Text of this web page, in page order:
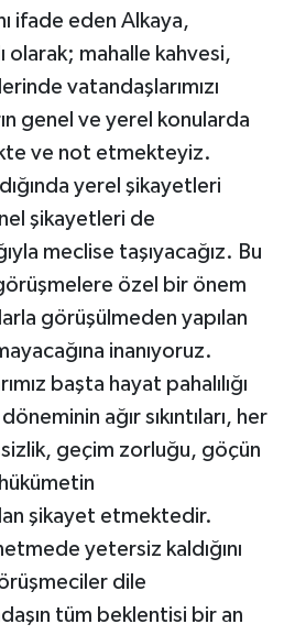
ifade eden Alkaya,
olarak; mahalle kahvesi,
vatandaşlarımızı
genel ve yerel konularda
ve not etmekteyiz.
yerel şikayetleri
şikayetleri de
meclise taşıyacağız. Bu
özel bir önem
görüşülmeden yapılan
inanıyoruz.
başta hayat pahalılığı
ağır sıkıntıları, her
geçim zorluğu, göçün
hükümetin
şikayet etmektedir.
yetersiz kaldığını
dile
tüm beklentisi bir an